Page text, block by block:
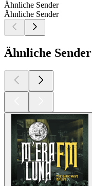
Ähnliche Sender
Ähnliche Sender
Ähnliche Sender